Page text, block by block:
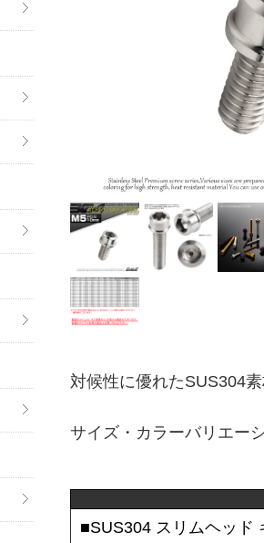
対候性に優れたSUS304
サイズ・カラーバリエー
■SUS304 スリムヘッド